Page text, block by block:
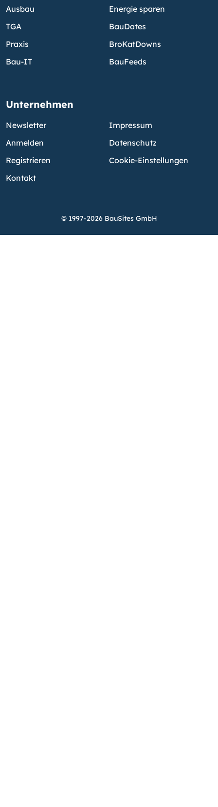
Ausbau
TGA
Praxis
Bau-IT
Energie sparen
BauDates
BroKatDowns
BauFeeds
Unternehmen
Newsletter
Anmelden
Registrieren
Kontakt
Impressum
Datenschutz
Cookie-Einstellungen
© 1997-2026 BauSites GmbH